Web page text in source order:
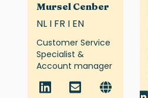
Mursel Cenber
NL I FR I EN
Customer Service
Specialist &
Account manager